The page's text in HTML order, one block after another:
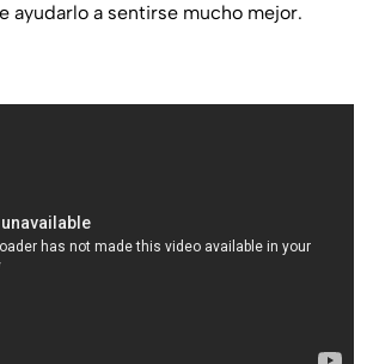
ayudarlo a sentirse mucho mejor.